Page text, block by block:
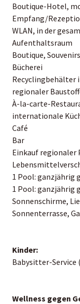
Boutique-Hotel,
Empfang/
WLAN, in der
Aufenthaltsraum
Boutique,
Bücherei
Recyclingbehälter
regionaler
À-la-carte-
internationale
Café
Bar
Einkauf regionaler
1 Pool: ganzjährig
1 Pool: ganzjährig
Sonnenschirme,
Sonnenterrasse,
Kinder:
Babysitter-
Wellness gegen